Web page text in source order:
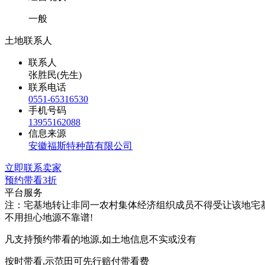
一般
土地联系人
联系人
张胜民(先生)
联系电话
0551-65316530
手机号码
13955162088
信息来源
安徽福斯特种苗有限公司
立即联系卖家
预约带看3折
平台服务
注：宅基地转让非同一农村集体经济组织成员不得受让该地宅
不用担心地源不靠谱!
凡支持预约带看的地源,如土地信息不实或没有
按时带看,示范田可先行赔付带看费